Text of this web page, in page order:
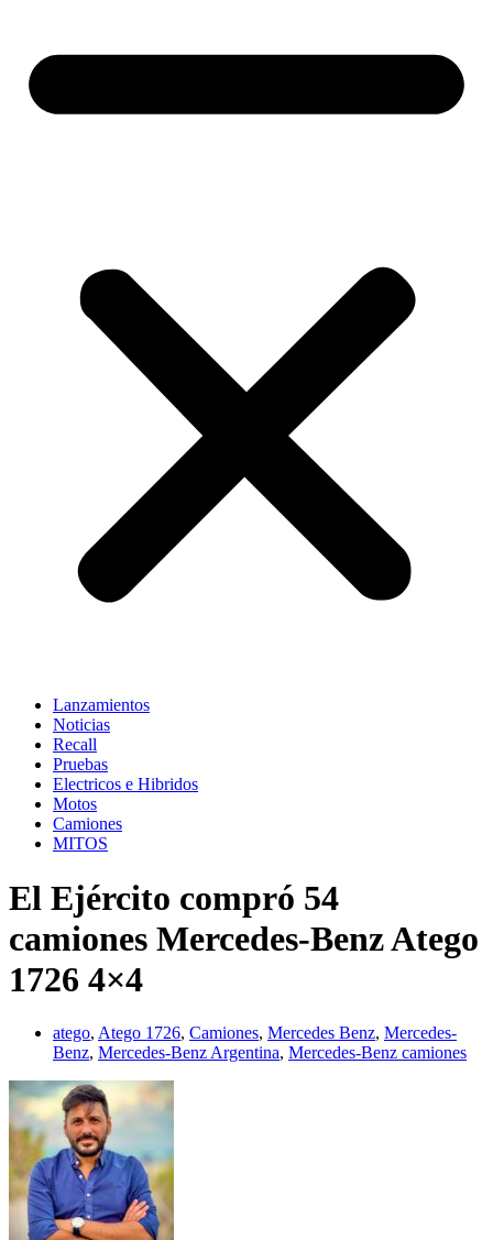
Lanzamientos
Noticias
Recall
Pruebas
Electricos e Hibridos
Motos
Camiones
MITOS
El Ejército compró 54
camiones Mercedes-Benz Atego
1726 4×4
atego, Atego 1726, Camiones, Mercedes Benz, Mercedes-
Benz, Mercedes-Benz Argentina, Mercedes-Benz camiones